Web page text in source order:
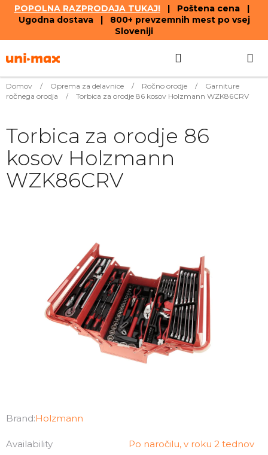
POPOLNA RAZPRODAJA TUKAJ!| Poštena cena |
Ugodna dostava | 800+ prevzemnih mest po vsej
Sloveniji
to
Domov / Oprema za delavnice / Ročno orodje /
Garniture
ročnega orodja
/ Torbica za orodje 86 kosov Holzmann WZK86CRV
Brand:Holzmann
Availability
Po naročilu, v roku 2 tednov
Torbica za orodje 86
kosov Holzmann
WZK86CRV